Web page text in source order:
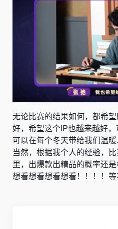
无论比赛的结果如何，都希
好，希望这个IP也越来越好，
可以在每个冬天带给我们温
当然，根据我个人的经验，
里，出爆款出精品的概率还是
想看想看想看想看！！！！等